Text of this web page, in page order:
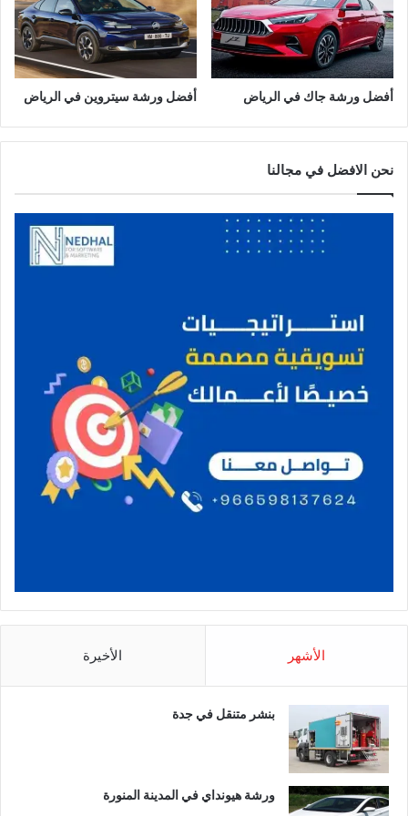
ا
ض
أفضل ورشة جاك في الرياض أفضل ورشة سيتروين في الرياض
نحن الافضل في مجالنا
الأشهر الأخيرة
بنشر متنقل في جدة
ورشة هيونداي في المدينة المنورة